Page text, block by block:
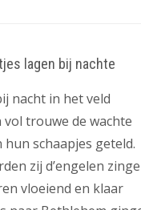
lagen bij nachte
nacht in het veld
vol trouwe de wachte
hun schaapjes geteld.
zij d’engelen
vloeiend en klaar